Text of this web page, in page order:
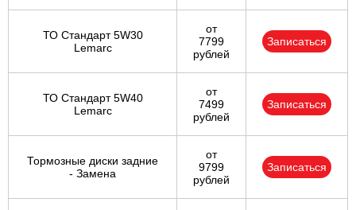
ТО Стандарт 5W30
Lemarc
от
7799
рублей
Записаться
ТО Стандарт 5W40
Lemarc
от
7499
рублей
Записаться
Тормозные диски задние
- Замена
от
9799
рублей
Записаться